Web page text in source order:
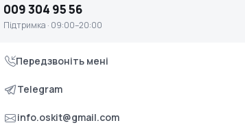
Служба підтримки
Оформити замовлення · 09:00–20:00
009 739 51 71
009 304 95 56
Підтримка · 09:00–20:00
Передзвоніть мені
Telegram
info.oskit@gmail.com